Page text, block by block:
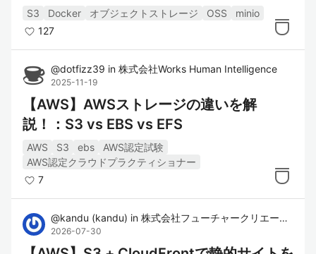
ラクティスをカバーする開発者向けガイ
Amazon S3 API Reference: Amazon S3
のAPIリファレンス。すべての操作方法
とパラメータについての詳細な情報を提
供。
関連タグ
提供。
Lambda
: AWSのサーバーレスコンピュ
S3 Docker オブジェクトストレージ OSS
minio
127
@dotfizz39 in 株式会社Works Human Intelligence
2025-11-19
【AWS】AWSストレージの違いを解
説！：S3 vs EBS vs EFS
AWS S3 ebs
AWS認定試験
AWS認定クラウドプラクティショナー
7
@kandu (kandu) in 株式会社フューチャークリエーションファクトリー
2026-07-30